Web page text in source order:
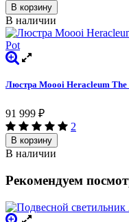
В корзину
В наличии
Люстра Moooi Heracleum
91 999 ₽
2
В корзину
В наличии
Рекомендуем